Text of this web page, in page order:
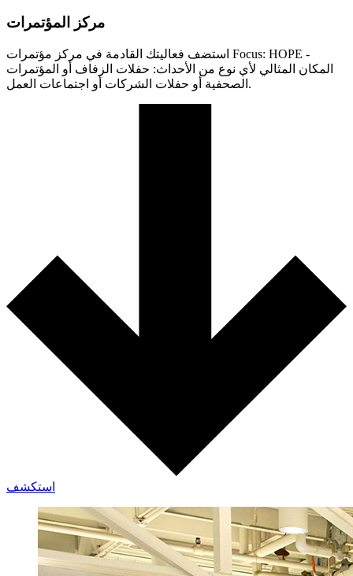
مركز المؤتمرات
استضف فعاليتك القادمة في مركز مؤتمرات Focus: HOPE -
المكان المثالي لأي نوع من الأحداث: حفلات الزفاف أو المؤتمرات
الصحفية أو حفلات الشركات أو اجتماعات العمل.
استكشف